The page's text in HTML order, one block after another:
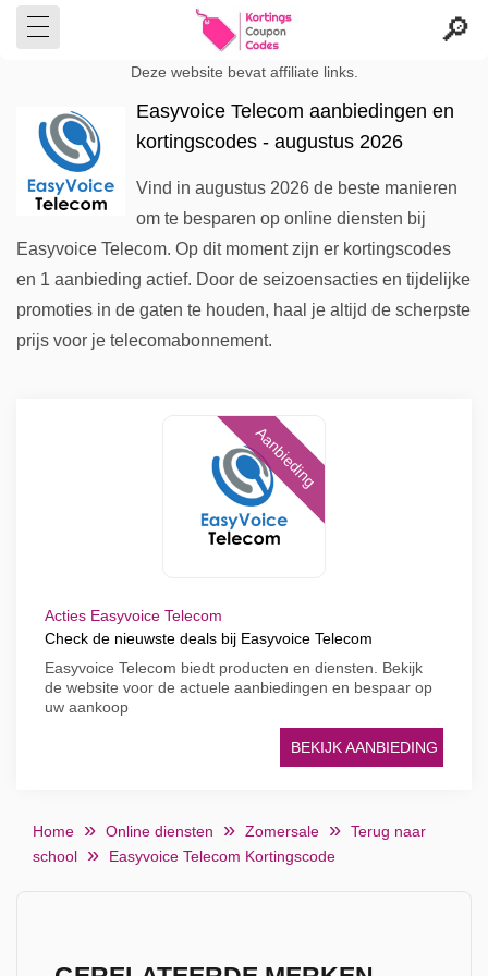
Deze website bevat affiliate links.
Easyvoice Telecom aanbiedingen en
kortingscodes - augustus 2026
Vind in augustus 2026 de beste manieren
om te besparen op online diensten bij
Easyvoice Telecom. Op dit moment zijn er kortingscodes
en 1 aanbieding actief. Door de seizoensacties en tijdelijke
promoties in de gaten te houden, haal je altijd de scherpste
prijs voor je telecomabonnement.
Aanbieding
Acties Easyvoice Telecom
Check de nieuwste deals bij Easyvoice Telecom
Easyvoice Telecom biedt producten en diensten. Bekijk
de website voor de actuele aanbiedingen en bespaar op
uw aankoop
BEKIJK AANBIEDING
Home Online diensten Zomersale
Terug naar
school
Easyvoice Telecom Kortingscode